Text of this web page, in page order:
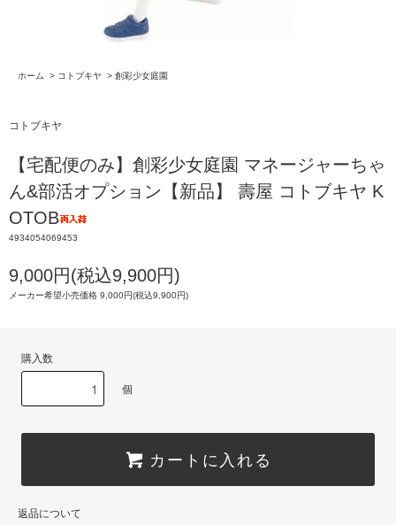
ホーム > コトブキヤ > 創彩少女庭園
コトブキヤ
【宅配便のみ】創彩少女庭園 マネージャーちゃ
ん&部活オプション【新品】 壽屋 コトブキヤ K
OTOB
4934054069453
9,000円(税込9,900円)
メーカー希望小売価格 9,000円(税込9,900円)
購入数
個
カートに入れる
返品について